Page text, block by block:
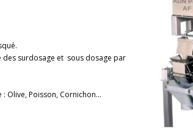
surdosage et sous dosage par
Olive, Poisson, Cornichon...